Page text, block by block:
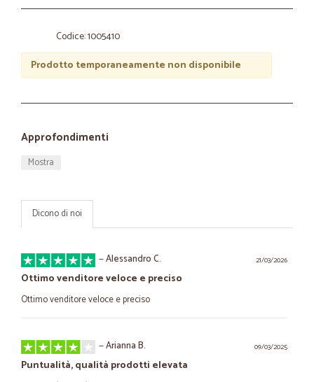
Codice: 1005410
Prodotto temporaneamente non disponibile
Approfondimenti
Mostra
Dicono di noi
21/03/2026
—Alessandro C.
Ottimo venditore veloce e preciso
Ottimo venditore veloce e preciso
09/03/2025
—Arianna B.
Puntualità, qualità prodotti elevata